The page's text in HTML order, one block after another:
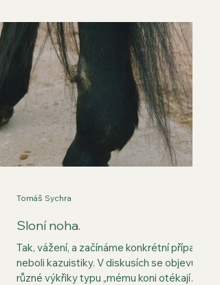
- odtud je evropský název akupunktura
(acus – jehla a pungere neboli
nabodávání). Západní svět přidal další
způsoby stimulace akupunkturních bodů
jako například sv
Sloní noha.
Tak, vážení, a začínáme konkrétní případy
neboli kazuistiky. V diskusích se objevují
různé výkřiky typu „mému koni otékají
Tomáš Sychra